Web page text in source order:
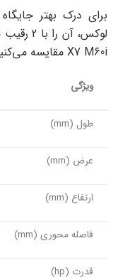
X7 M60i مقایسه می‌کنیم.
ویژگی
طول (mm)
عرض (mm)
ارتفاع (mm)
فاصله محوری (mm)
قدرت (hp)